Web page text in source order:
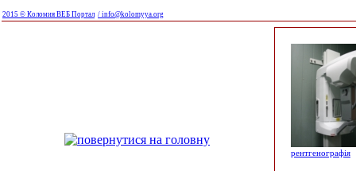
2015 © Коломия ВЕБ Портал / info@kolomyya.org
рентгенографія